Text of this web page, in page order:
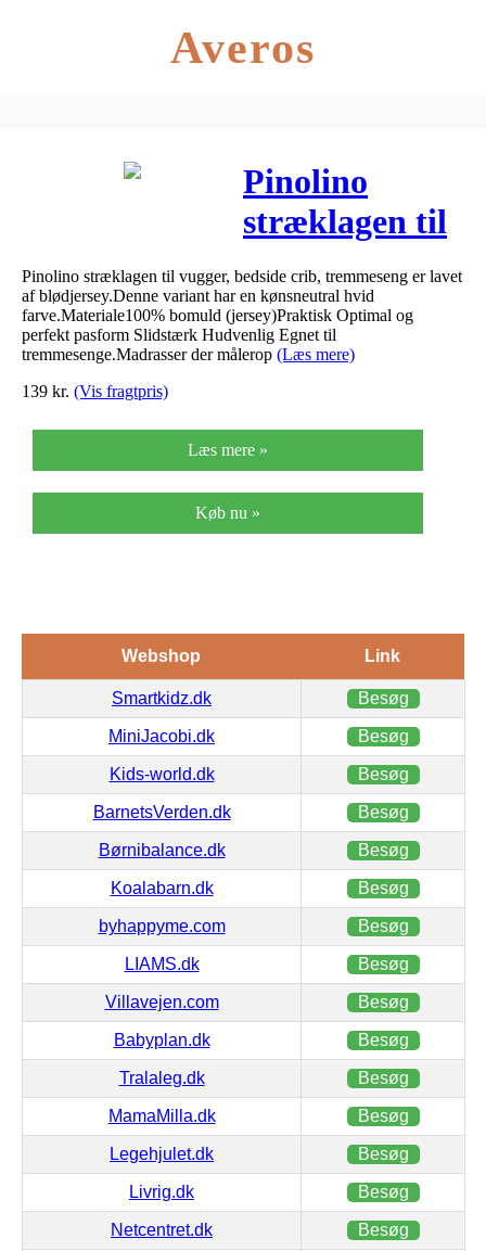
Averos
Pinolino
stræklagen til
tremmesengen
– Hvid
Pinolino stræklagen til vugger, bedside crib, tremmeseng er lavet
af blødjersey.Denne variant har en kønsneutral hvid
farve.Materiale100% bomuld (jersey)Praktisk Optimal og
perfekt pasform Slidstærk Hudvenlig Egnet til
tremmesenge.Madrasser der målerop (Læs mere)
139 kr. (Vis fragtpris)
Læs mere »
Køb nu »
Webshop Link
Smartkidz.dk Besøg
MiniJacobi.dk Besøg
Kids-world.dk Besøg
BarnetsVerden.dk Besøg
Børnibalance.dk Besøg
Koalabarn.dk Besøg
byhappyme.com Besøg
LIAMS.dk Besøg
Villavejen.com Besøg
Babyplan.dk Besøg
Tralaleg.dk Besøg
MamaMilla.dk Besøg
Legehjulet.dk Besøg
Livrig.dk Besøg
Netcentret.dk Besøg